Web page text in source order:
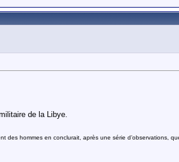
de la Libye.
des hommes en conclurait, après une série d’observations,